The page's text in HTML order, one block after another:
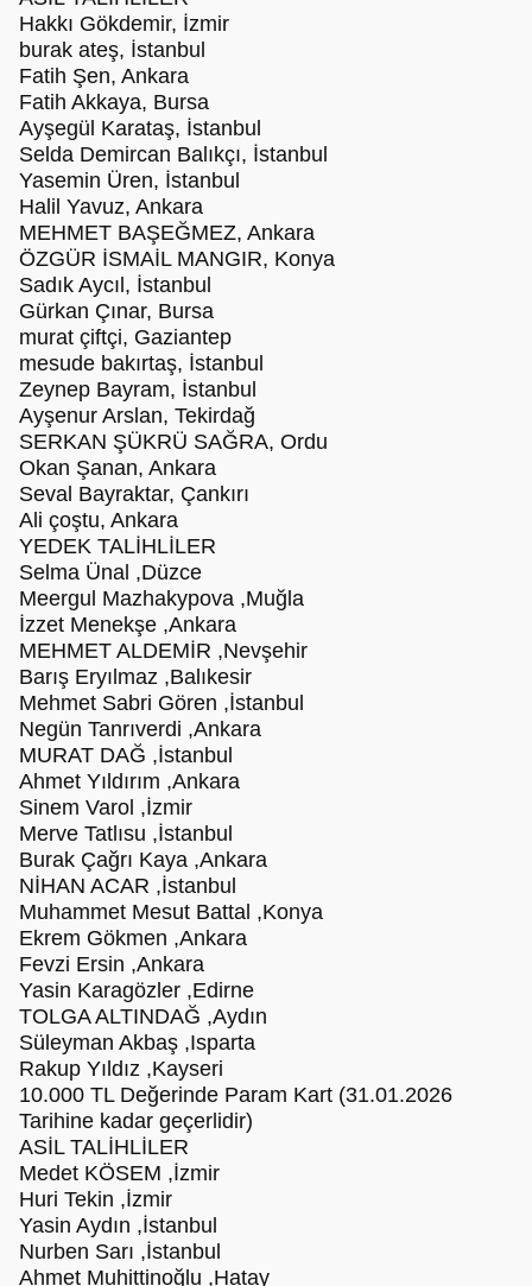
Hakkı Gökdemir, İzmir
burak ateş, İstanbul
Fatih Şen, Ankara
Fatih Akkaya, Bursa
Ayşegül Karataş, İstanbul
Selda Demircan Balıkçı, İstanbul
Yasemin Üren, İstanbul
Halil Yavuz, Ankara
MEHMET BAŞEĞMEZ, Ankara
ÖZGÜR İSMAİL MANGIR, Konya
Sadık Aycıl, İstanbul
Gürkan Çınar, Bursa
murat çiftçi, Gaziantep
mesude bakırtaş, İstanbul
Zeynep Bayram, İstanbul
Ayşenur Arslan, Tekirdağ
SERKAN ŞÜKRÜ SAĞRA, Ordu
Okan Şanan, Ankara
Seval Bayraktar, Çankırı
Ali çoştu, Ankara
YEDEK TALİHLİLER
Selma Ünal ,Düzce
Meergul Mazhakypova ,Muğla
İzzet Menekşe ,Ankara
MEHMET ALDEMİR ,Nevşehir
Barış Eryılmaz ,Balıkesir
Mehmet Sabri Gören ,İstanbul
Negün Tanrıverdi ,Ankara
MURAT DAĞ ,İstanbul
Ahmet Yıldırım ,Ankara
Sinem Varol ,İzmir
Merve Tatlısu ,İstanbul
Burak Çağrı Kaya ,Ankara
NİHAN ACAR ,İstanbul
Muhammet Mesut Battal ,Konya
Ekrem Gökmen ,Ankara
Fevzi Ersin ,Ankara
Yasin Karagözler ,Edirne
TOLGA ALTINDAĞ ,Aydın
Süleyman Akbaş ,Isparta
Rakup Yıldız ,Kayseri
10.000 TL Değerinde Param Kart (31.01.2026
Tarihine kadar geçerlidir)
ASİL TALİHLİLER
Medet KÖSEM ,İzmir
Huri Tekin ,İzmir
Yasin Aydın ,İstanbul
Nurben Sarı ,İstanbul
Ahmet Muhittinoğlu ,Hatay